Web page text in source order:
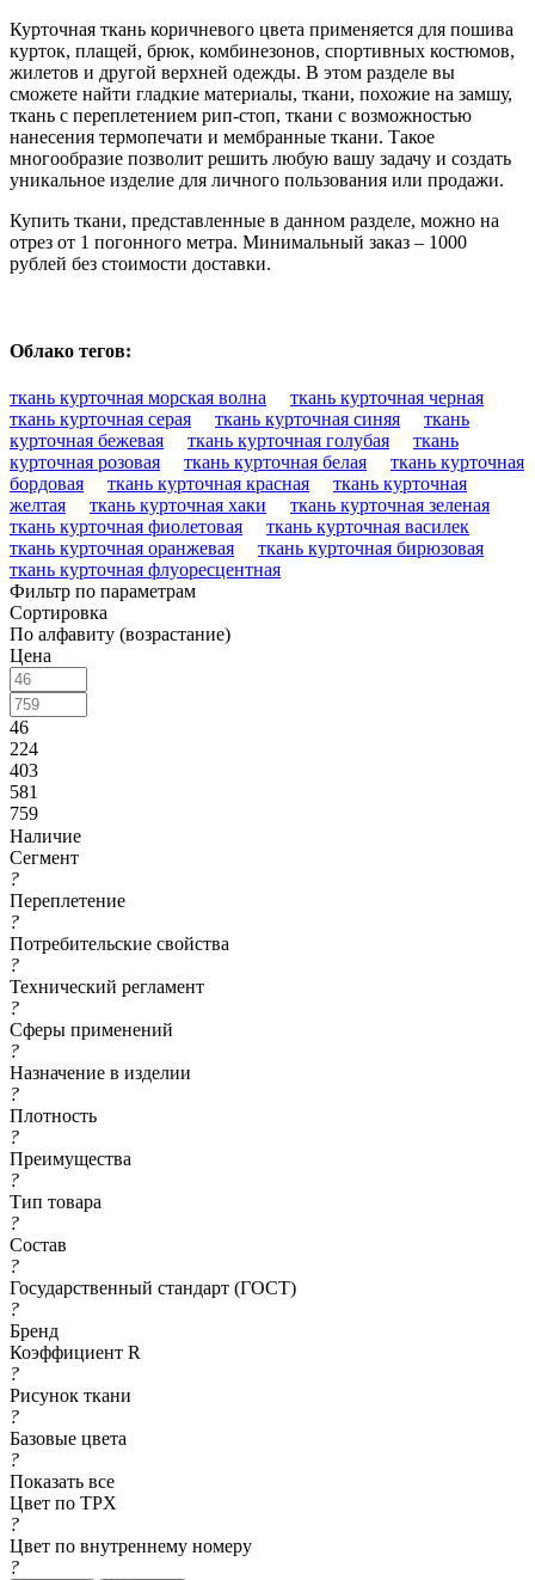
Курточная ткань коричневого цвета применяется для пошива
курток, плащей, брюк, комбинезонов, спортивных костюмов,
жилетов и другой верхней одежды. В этом разделе вы
сможете найти гладкие материалы, ткани, похожие на замшу,
ткань с переплетением рип-стоп, ткани с возможностью
нанесения термопечати и мембранные ткани. Такое
многообразие позволит решить любую вашу задачу и создать
уникальное изделие для личного пользования или продажи.
Купить ткани, представленные в данном разделе, можно на
отрез от 1 погонного метра. Минимальный заказ – 1000
рублей без стоимости доставки.
Облако тегов:
ткань курточная морская волна
ткань курточная черная
ткань курточная серая
ткань курточная синяя
ткань
курточная бежевая
ткань курточная голубая
ткань
курточная розовая
ткань курточная белая
ткань курточная
бордовая
ткань курточная красная
ткань курточная
желтая
ткань курточная хаки
ткань курточная зеленая
ткань курточная фиолетовая
ткань курточная василек
ткань курточная оранжевая
ткань курточная бирюзовая
ткань курточная флуоресцентная
Фильтр по параметрам
Сортировка
По алфавиту (возрастание)
Цена
46
224
403
581
759
Наличие
Сегмент
?
Переплетение
?
Потребительские свойства
?
Технический регламент
?
Сферы применений
?
Назначение в изделии
?
Плотность
?
Преимущества
?
Тип товара
?
Состав
?
Государственный стандарт (ГОСТ)
?
Бренд
Коэффициент R
?
Рисунок ткани
?
Базовые цвета
?
Показать все
Цвет по TPX
?
Цвет по внутреннему номеру
?